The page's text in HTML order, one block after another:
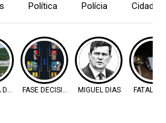
Política Polícia Cidades
DO OESTEFASE DECISIVA MIGUEL DIAS